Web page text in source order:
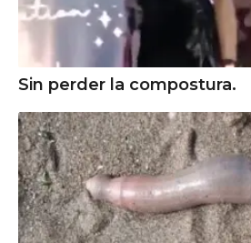
Sin perder la compostura.